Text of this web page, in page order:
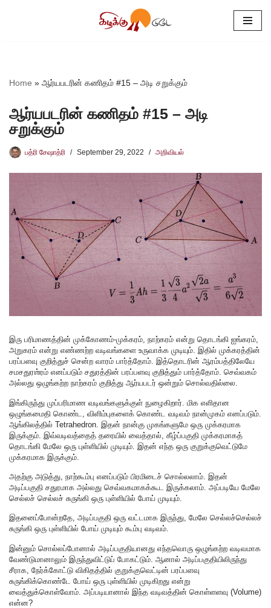
Home » ஆர்யபடரின் கணிதம் #15 – அடி சறுக்கும்
ஆர்யபடரின் கணிதம் #15 – அடி
சறுக்கும்
பத்ரி சேஷாத்ரி September 29, 2022 அறிவியல்
இரு பரிமாணத்தின் முக்கோணம்-முக்கரம், நாற்கரம் என்று தொடங்கி ஐங்கரம்,
அறுகரம் என்று எண்ணற்ற வடிவங்களை உருவாக்க முடியும். இதில் முக்கரத்தின்
பரப்பளவு குறித்துச் சென்ற வாரம் பார்த்தோம். இத்தொடரின் ஆரம்பத்திலேயே
சமசதுரஶ்ரம் எனப்படும் சதுரத்தின் பரப்பளவு குறித்தும் பார்த்தோம். செவ்வகம்
அல்லது ஒழுங்கற்ற நாற்கரம் குறித்து ஆர்யபடர் ஒன்றும் சொல்வதில்லை.
இங்கிருந்து முப்பரிமாண வடிவங்களுக்குள் நுழைகிறார். மிக எளிதான
ஒழுங்கமைதி கொண்ட, விளிம்புகளைக் கொண்ட வடிவம் நான்முகம் எனப்படும்.
ஆங்கிலத்தில் Tetrahedron. இதன் நான்கு முகங்களுமே ஒரு முக்கரமாக
இருக்கும். இவ்வடிவத்தைத் தரையில் வைத்தால், கீழ்ப்பகுதி முக்கரமாகத்
தொடங்கி மேலே ஒரு புள்ளியில் முடியும். இதன் எந்த ஒரு குறுக்குவெட்டுமே
முக்கரமாக இருக்கும்.
அதற்கு அடுத்து, நாற்கூம்பு எனப்படும் பிரமிடைச் சொல்லலாம். இதன்
அடிப்பகுதி சதுரமாக அல்லது செவ்வகமாகக்கூட இருக்கலாம். அப்படியே மேலே
செல்லச் செல்லச் சுருங்கி ஒரு புள்ளியில் போய் முடியும்.
இதனைப்போன்றதே, அடிப்பகுதி ஒரு வட்டமாக இருந்து, மேலே செல்லச்செல்லச்
சுருங்கி ஒரு புள்ளியில் போய் முடியும் கூம்பு வடிவம்.
இன்னும் சொல்லப்போனால் அடிப்பகுதியானது எந்தவொரு ஒழுங்கற்ற வடிவமாக
வேண்டுமானாலும் இருந்துவிட்டுப் போகட்டும். ஆனால் அடிப்பகுதியிலிருந்து
சீராக, நேர்க்கோட்டு விகிதத்தில் குறுக்குவெட்டின் பரப்பளவு
சுருங்கிக்கொண்டே போய் ஒரு புள்ளியில் முடிகிறது என்று
வைத்துக்கொள்வோம். அப்படியானால் இந்த வடிவத்தின் கொள்ளளவு (Volume)
என்ன?